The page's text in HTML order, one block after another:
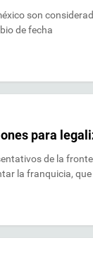
son
de fecha
para
de la
la franquicia,